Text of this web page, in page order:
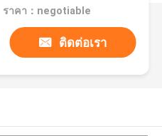
ราคา：negotiable
ติดต่อเรา